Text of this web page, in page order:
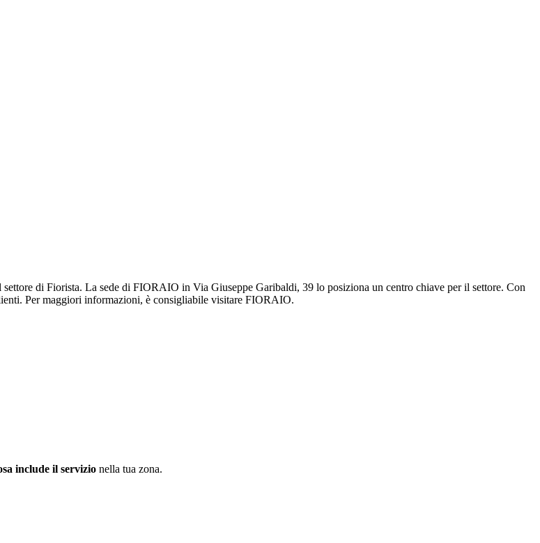
di Fiorista. La sede di FIORAIO in Via Giuseppe Garibaldi, 39 lo posiziona un centro chiave per il settore. Con
Per maggiori informazioni, è consigliabile visitare FIORAIO.
include il servizio nella tua zona.